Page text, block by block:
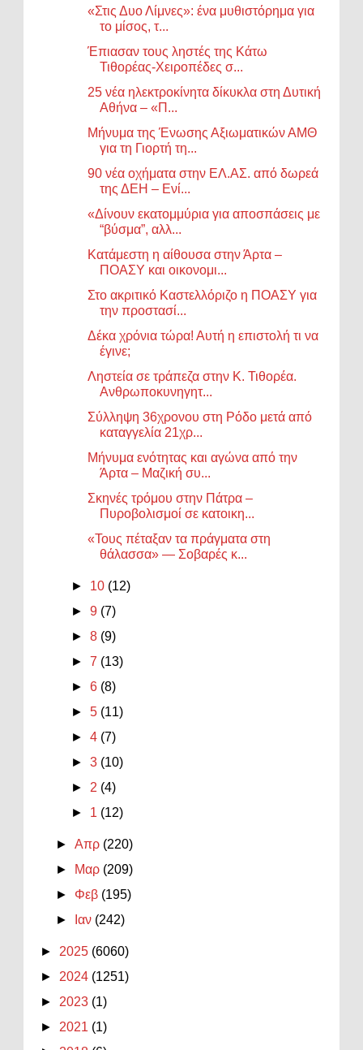
«Στις Δυο Λίμνες»: ένα μυθιστόρημα για
το μίσος, τ...
Έπιασαν τους ληστές της Κάτω
Τιθορέας-Χειροπέδες σ...
25 νέα ηλεκτροκίνητα δίκυκλα στη Δυτική
Αθήνα – «Π...
Μήνυμα της Ένωσης Αξιωματικών ΑΜΘ
για τη Γιορτή τη...
90 νέα οχήματα στην ΕΛ.ΑΣ. από δωρεά
της ΔΕΗ – Ενί...
«Δίνουν εκατομμύρια για αποσπάσεις με
“βύσμα”, αλλ...
Κατάμεστη η αίθουσα στην Άρτα –
ΠΟΑΣΥ και οικονομι...
Στο ακριτικό Καστελλόριζο η ΠΟΑΣΥ για
την προστασί...
Δέκα χρόνια τώρα! Αυτή η επιστολή τι να
έγινε;
Ληστεία σε τράπεζα στην Κ. Τιθορέα.
Ανθρωποκυνηγητ...
Σύλληψη 36χρονου στη Ρόδο μετά από
καταγγελία 21χρ...
Μήνυμα ενότητας και αγώνα από την
Άρτα – Μαζική συ...
Σκηνές τρόμου στην Πάτρα –
Πυροβολισμοί σε κατοικη...
«Τους πέταξαν τα πράγματα στη
θάλασσα» — Σοβαρές κ...
► 10 (12)
►9 (7)
►8 (9)
►7 (13)
►6 (8)
►5 (11)
►4 (7)
►3 (10)
► 2 (4)
► 1 (12)
►Απρ (220)
►
Μαρ (209)
► Φεβ (195)
►
Ιαν (242)
► 2025 (6060)
► 2024 (1251)
► 2023 (1)
► 2021 (1)